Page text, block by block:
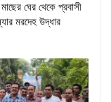
ঘের থেকে প্রবাসী
মরদেহ উদ্ধার